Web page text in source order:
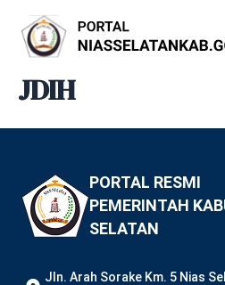
konten
JDIH
PORTAL RESMI
PEMERINTAH
SELATAN
JIn. Arah Sorake Km. 5 Nias